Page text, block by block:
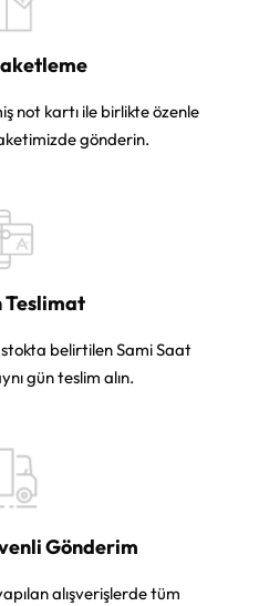
not kartı ile birlikte özenle
gönderin.
Teslimat
belirtilen Sami Saat
gün teslim alın.
Gönderim
alışverişlerde tüm